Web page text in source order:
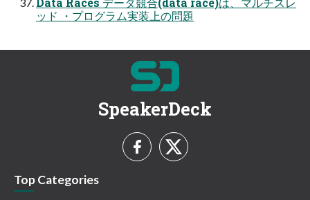
ッド ・プログラム実装上の問題
SpeakerDeck
Top Categories